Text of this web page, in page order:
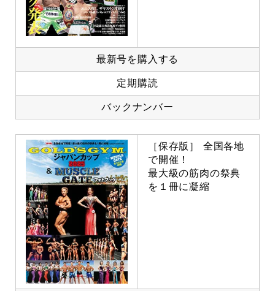
最新号を購入する
定期購読
バックナンバー
［保存版］ 全国各地
で開催！
最大級の筋肉の祭典
を１冊に凝縮